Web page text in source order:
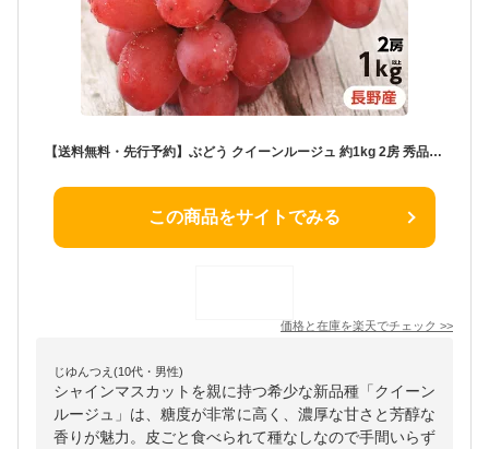
【送料無料・先行予約】ぶどう クイーンルージュ 約1kg 2房 秀品 産地厳選 長野産 シャインマスカットを親に持つ高糖度ぶどう！ 産地直送 皮ごと食べられる 大人気ブドウ 種なし | 赤ぶどう ルージュ ブドウ 葡萄 甘い ギフト プレゼント 新品種 フルーツ 信州産
この商品をサイトでみる
価格と在庫を楽天でチェック >>
じゆんつえ(10代・男性)
シャインマスカットを親に持つ希少な新品種「クイーン
ルージュ」は、糖度が非常に高く、濃厚な甘さと芳醇な
香りが魅力。皮ごと食べられて種なしなので手間いらず